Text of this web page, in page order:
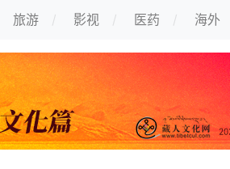
旅游 影视 医药 海外